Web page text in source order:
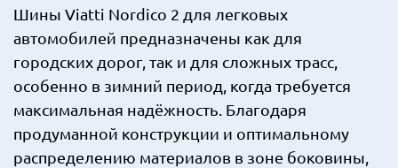
Шины Viatti Nordico 2 для легковых
автомобилей предназначены как для
городских дорог, так и для сложных трасс,
особенно в зимний период, когда требуется
максимальная надёжность. Благодаря
продуманной конструкции и оптимальному
распределению материалов в зоне боковины,